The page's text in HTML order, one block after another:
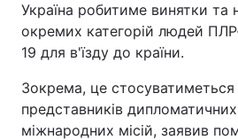
Україна робитиме винятки та
окремих категорій людей
19 для в'їзду до країни.
Зокрема, це стосуватиметься
представників дипломатичних
міжнародних місій, заявив